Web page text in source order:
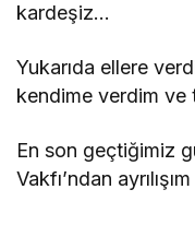
kardeşiz…
Yukarıda ellere
kendime verdim ve
En son geçtiğimiz
Vakfı’ndan